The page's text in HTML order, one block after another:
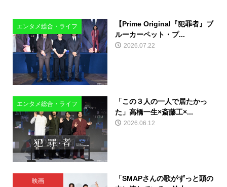
エンタメ総合・ライフ
【Prime Original『犯罪者』ブ
ルーカーペット・プ...
2026.07.22
エンタメ総合・ライフ
「この３人の一人で居たかっ
た」高橋一生×斎藤工×...
2026.06.12
映画
「SMAPさんの歌がずっと頭の